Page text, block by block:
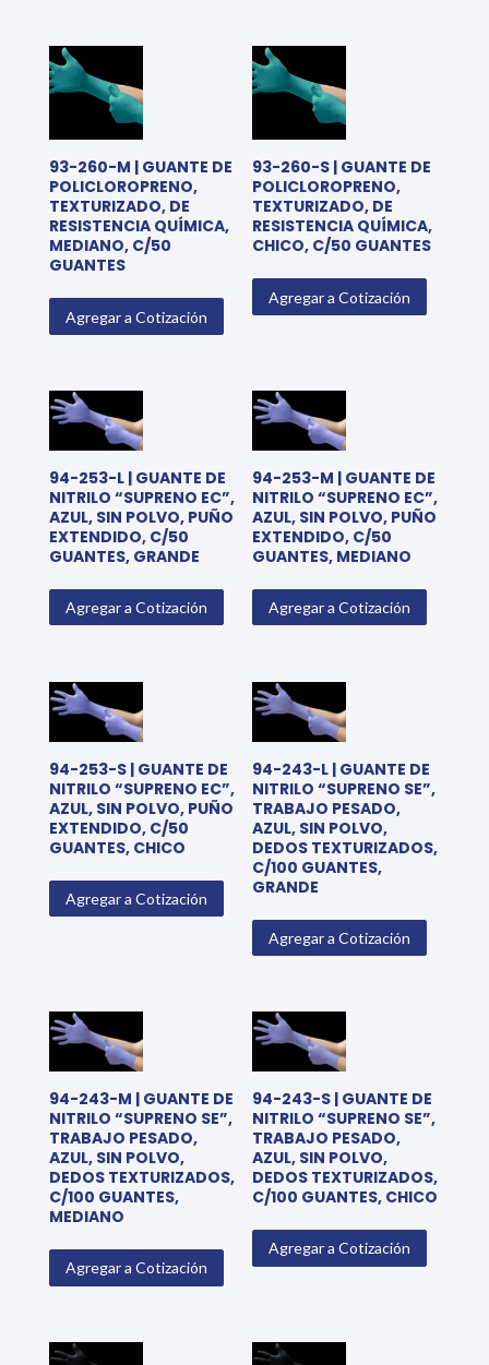
93-260-M | GUANTE DE
POLICLOROPRENO,
TEXTURIZADO, DE
RESISTENCIA QUÍMICA,
MEDIANO, C/50
GUANTES
Agregar a Cotización
93-260-S | GUANTE DE
POLICLOROPRENO,
TEXTURIZADO, DE
RESISTENCIA QUÍMICA,
CHICO, C/50 GUANTES
Agregar a Cotización
94-253-L | GUANTE DE
NITRILO “SUPRENO EC”,
AZUL, SIN POLVO, PUÑO
EXTENDIDO, C/50
GUANTES, GRANDE
Agregar a Cotización
94-253-M | GUANTE DE
NITRILO “SUPRENO EC”,
AZUL, SIN POLVO, PUÑO
EXTENDIDO, C/50
GUANTES, MEDIANO
Agregar a Cotización
94-253-S | GUANTE DE
NITRILO “SUPRENO EC”,
AZUL, SIN POLVO, PUÑO
EXTENDIDO, C/50
GUANTES, CHICO
Agregar a Cotización
94-243-L | GUANTE DE
NITRILO “SUPRENO SE”,
TRABAJO PESADO,
AZUL, SIN POLVO,
DEDOS TEXTURIZADOS,
C/100 GUANTES,
GRANDE
Agregar a Cotización
94-243-M | GUANTE DE
NITRILO “SUPRENO SE”,
TRABAJO PESADO,
AZUL, SIN POLVO,
DEDOS TEXTURIZADOS,
C/100 GUANTES,
MEDIANO
Agregar a Cotización
94-243-S | GUANTE DE
NITRILO “SUPRENO SE”,
TRABAJO PESADO,
AZUL, SIN POLVO,
DEDOS TEXTURIZADOS,
C/100 GUANTES, CHICO
Agregar a Cotización